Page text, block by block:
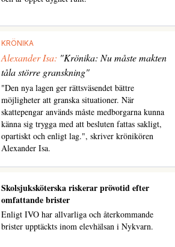
KRÖNIKA
Alexander Isa: "Krönika: Nu måste makten
tåla större granskning"
"Den nya lagen ger rättsväsendet bättre
möjligheter att granska situationer. När
skattepengar används måste medborgarna kunna
känna sig trygga med att besluten fattas sakligt,
opartiskt och enligt lag.", skriver krönikören
Alexander Isa.
Skolsjuksköterska riskerar prövotid efter
omfattande brister
Enligt IVO har allvarliga och återkommande
brister upptäckts inom elevhälsan i Nykvarn.